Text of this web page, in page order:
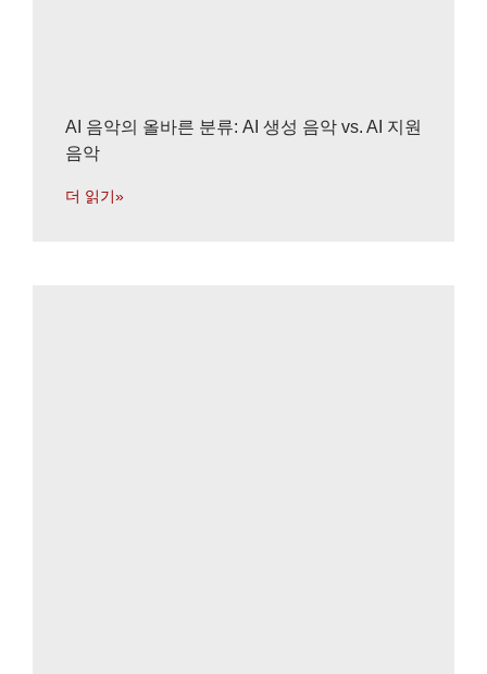
AI 음악의 올바른 분류: AI 생성 음악 vs. AI 지원
음악
더 읽기»